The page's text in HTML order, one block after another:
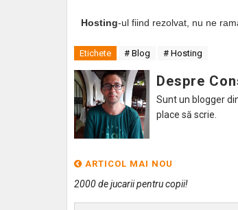
Hosting-ul fiind rezolvat, nu ne
Etichete # Blog # Hosting
Despre
Sunt un blogger
place să scrie.
ARTICOL MAI NOU
2000 de jucarii pentru copii!